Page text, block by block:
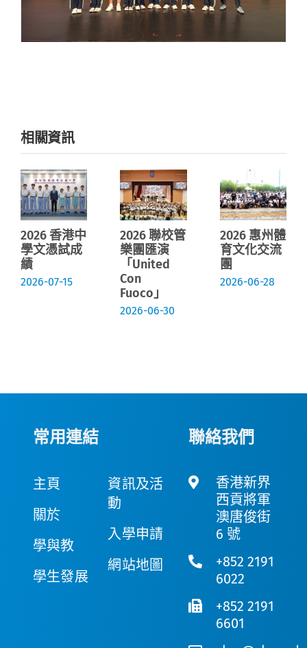
相關資訊
2026 香港中
學文憑試成
績
2026-07-15
2026 聯校管
樂團匯演
「United
Con
Fuoco」
2026-06-30
2026 惠州體
育文化交流
團
2026-06-28
常用連結
主頁
關於
學與教
學生發展
資訊及活
動
入學申請
網站地圖
聯絡我們
香港新界
西貢將軍
澳唐俊街
6 號
+852 2191
6022
+852 2191
6601